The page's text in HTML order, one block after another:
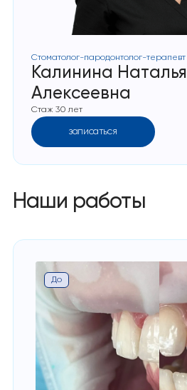
Стоматолог-пародонтолог-терапевт
Калинина Наталья
Алексеевна
Стаж 30 лет
записаться
Наши работы
До